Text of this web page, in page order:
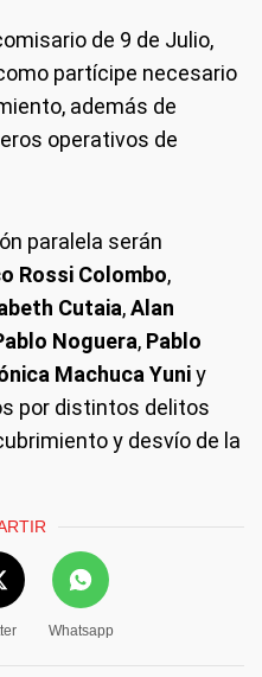
de 9 de Julio,
partícipe necesario
además de
operativos de
paralela serán
Rossi Colombo,
Cutaia,Alan
Noguera, Pablo
Machuca Yuniy
por distintos delitos
y desvío de la
Whatsapp